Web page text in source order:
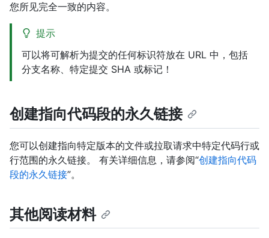
您所见完全一致的内容。
提示
可以将可解析为提交的任何标识符放在 URL 中，包括
分支名称、特定提交 SHA 或标记！
创建指向代码段的永久链接
您可以创建指向特定版本的文件或拉取请求中特定代码行或
行范围的永久链接。 有关详细信息，请参阅“创建指向代码
段的永久链接”。
其他阅读材料